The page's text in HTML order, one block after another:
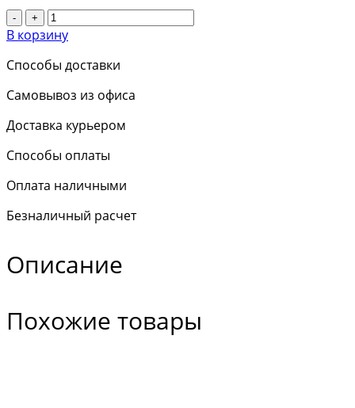
- +
В корзину
Способы доставки
Самовывоз из офиса
Доставка курьером
Способы оплаты
Оплата наличными
Безналичный расчет
Описание
Похожие товары